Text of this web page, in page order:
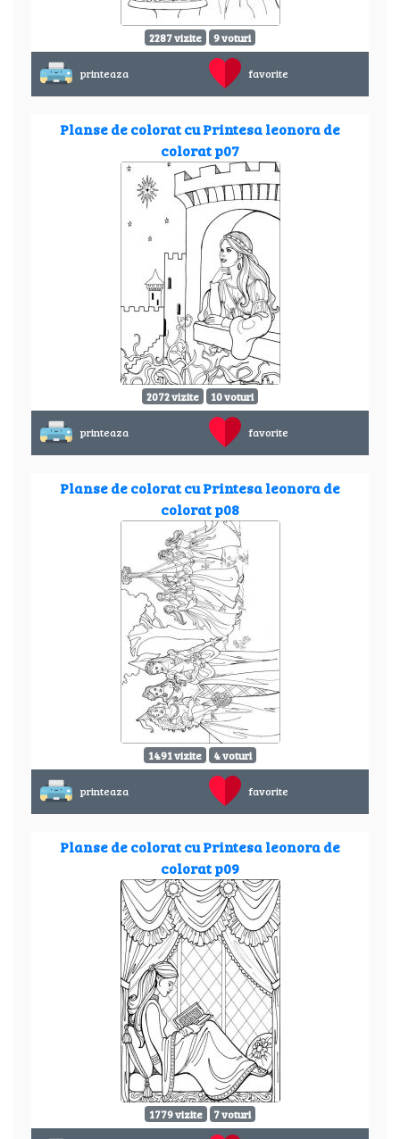
2287 vizite 9 voturi
printeaza favorite
Planse de colorat cu Printesa leonora de
colorat p07
2072 vizite 10 voturi
printeaza favorite
Planse de colorat cu Printesa leonora de
colorat p08
1491 vizite 4 voturi
printeaza favorite
Planse de colorat cu Printesa leonora de
colorat p09
1779 vizite 7 voturi